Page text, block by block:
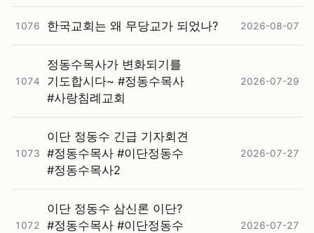
1076 한국교회는 왜 무당교가 되었나? 2026-08-07
1074
정동수목사가 변화되기를
기도합시다~ #⁠정동수목사
#⁠사랑침례교회
2026-07-29
1073
이단 정동수 긴급 기자회견
#⁠정동수목사 #⁠이단정동수
#⁠정동수목사2
2026-07-27
1072
이단 정동수 삼신론 이단?
#⁠정동수목사 #⁠이단정동수
2026-07-27